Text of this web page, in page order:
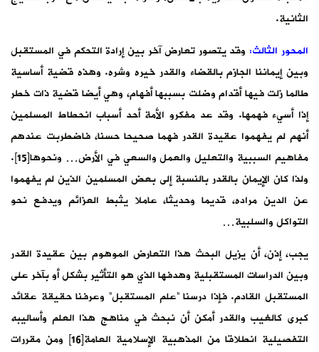
الثانية.
المحور الثالث:وقد يتصور تعارض آخر بين إرادة التحكم في المستقبل
وبين إيماننا الجازم بالقضاء والقدر خيره وشره. وهذه قضية أساسية
طالما زلت فيها أقدام وضلت بسببها أفهام، وهي أيضا قضية ذات خطر
إذا أسيء فهمها. وقد عد مفكرو الأمة أحد أسباب انحطاط المسلمين
أنهم لم يفهموا عقيدة القدر فهما صحيحا حسنا، فاضطربت عندهم
مفاهيم السببية والتعليل والعمل والسعي في الأرض… ونحوها[15].
ولذا كان الإيمان بالقدر بالنسبة إلى بعض المسلمين الذين لم يفهموا
عن الدين مراده، قديما وحديثا، عاملا يثبط العزائم ويدفع نحو
التواكل والسلبية…
يجب، إذن، أن يزيل البحث هذا التعارض الموهوم بين عقيدة القدر
وبين الدراسات المستقبلية وهدفها الذي هو التأثير بشكل أو بآخر على
المستقبل القادم. فإذا درسنا “علم المستقبل” وعرفنا حقيقة عقائد
كبرى كالغيب والقدر أمكن أن نبحث في مناهج هذا العلم وأساليبه
التفصيلية انطلاقا من المذهبية الإسلامية العامة[16] ومن مقررات